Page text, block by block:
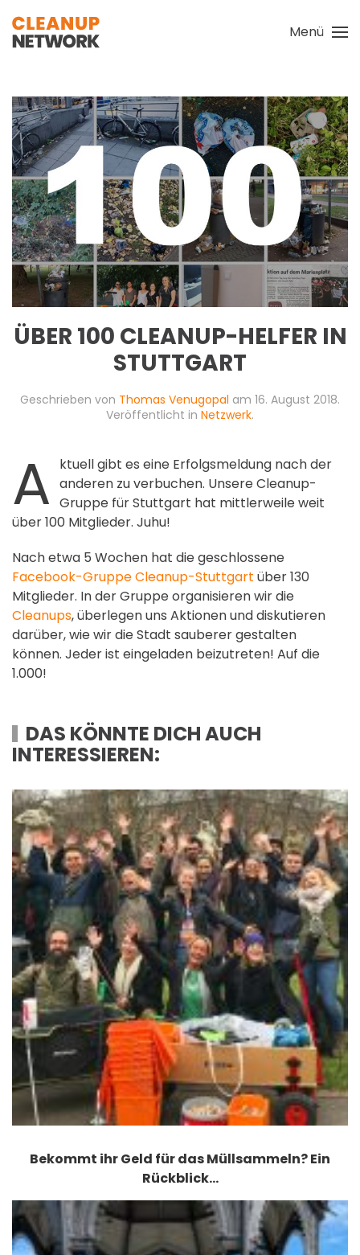
Zum Hauptinhalt springen
Menü
ÜBER 100 CLEANUP-HELFER IN
STUTTGART
Geschrieben von Thomas Venugopal am 16. August 2018.
Veröffentlicht in Netzwerk.
A
ktuell gibt es eine Erfolgsmeldung nach der
anderen zu verbuchen. Unsere Cleanup-
Gruppe für Stuttgart hat mittlerweile weit
über 100 Mitglieder. Juhu!
Nach etwa 5 Wochen hat die geschlossene
Facebook-Gruppe Cleanup-Stuttgart über 130
Mitglieder. In der Gruppe organisieren wir die
Cleanups, überlegen uns Aktionen und diskutieren
darüber, wie wir die Stadt sauberer gestalten
können. Jeder ist eingeladen beizutreten! Auf die
1.000!
DAS KÖNNTE DICH AUCH
INTERESSIEREN:
Bekommt ihr Geld für das Müllsammeln? Ein
Rückblick…